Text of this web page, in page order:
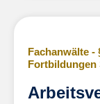
Fachanwälte -
Fortbildungen